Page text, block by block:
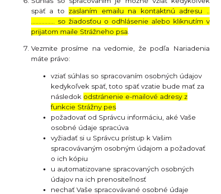
späť a to zaslaním emailu na kontaktnú adresu ..
……………. so žiadosťou o odhlásenie alebo kliknutím v
prijatom maile Strážneho psa
Vezmite prosíme na vedomie, že podľa Nariadenia
máte právo:
vziať súhlas so spracovaním osobných údajov
kedykoľvek späť, toto späť vzatie bude mať za
následok odstránenie e-mailové adresy z
funkcie Strážny pes
požadovať od Správcu informáciu, aké Vaše
osobné údaje spracúva
vyžiadať si u Správcu prístup k Vašim
spracovávaným osobným údajom a požadovať
o ich kópiu
u automatizovane spracovaných osobných
údajov na ich prenositeľnosť
nechať Vaše spracovávané osobné údaje